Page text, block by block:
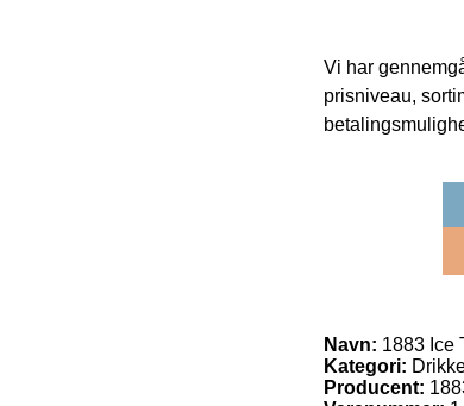
Vi har
prisniveau,
Navn: 1883 Ice
Kategori:
Producent: